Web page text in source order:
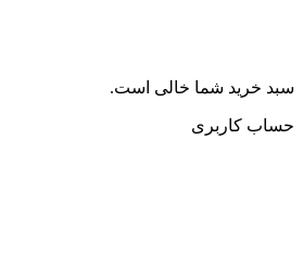
سبد خرید شما خالی است.
حساب کاربری